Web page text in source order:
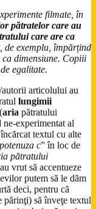
filmate, în
pătratelor care au
care are ca
de exemplu, împărțind
dimensiune. Copiii
egalitate.
articolului au
lungimii
aria pătratului
experimentat al
textul cu alte
c” în loc de
pătratului
vrut să accentueze
putem să le dăm
deci, pentru că
să înveţe textul